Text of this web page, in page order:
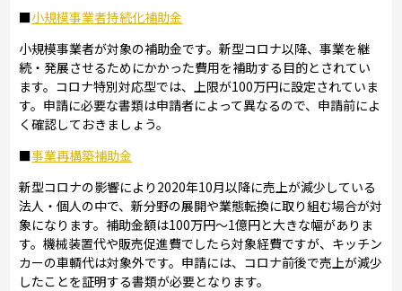
■小規模事業者持続化補助金
小規模事業者が対象の補助金です。新型コロナ以降、事業を継
続・発展させるためにかかった費用を補助する目的とされてい
ます。コロナ特別対応型では、上限が100万円に設定されていま
す。申請に必要な書類は申請者によって異なるので、申請前によ
く確認しておきましょう。
■事業再構築補助金
新型コロナの影響により2020年10月以降に売上が減少している
法人・個人の中で、新分野の展開や業態転換に取り組む場合が対
象になります。補助金額は100万円～1億円と大きな幅がありま
す。機械装置代や販売促進費でしたら対象経費ですが、キッチン
カーの車輌代は対象外です。申請には、コロナ前後で売上が減少
したことを証明する書類が必要となります。